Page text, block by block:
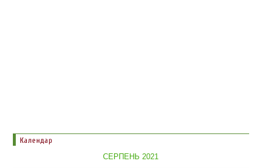
Календар
СЕРПЕНЬ 2021